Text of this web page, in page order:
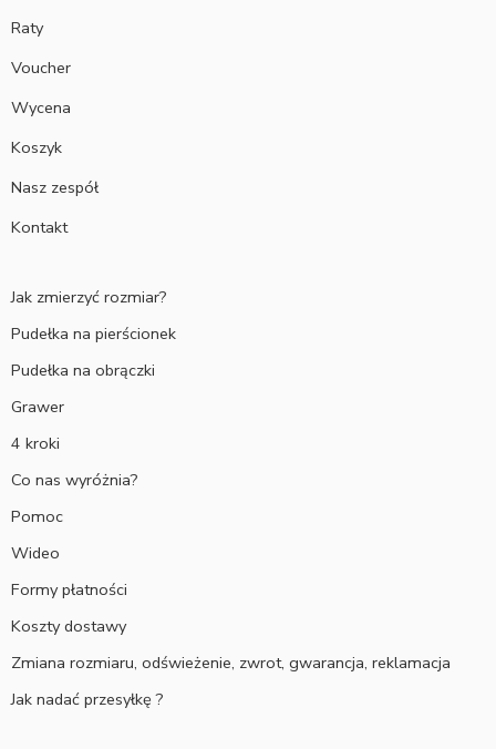
Raty
Voucher
Wycena
Koszyk
Nasz zespół
Kontakt
Jak zmierzyć rozmiar?
Pudełka na pierścionek
Pudełka na obrączki
Grawer
4 kroki
Co nas wyróżnia?
Pomoc
Wideo
Formy płatności
Koszty dostawy
Zmiana rozmiaru, odświeżenie, zwrot, gwarancja, reklamacja
Jak nadać przesyłkę ?